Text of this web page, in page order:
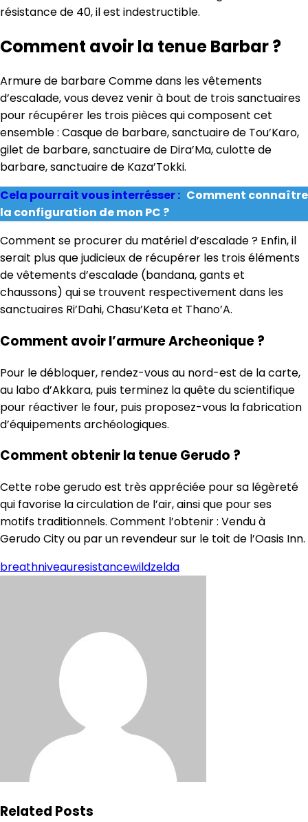
résistance de 40, il est indestructible.
Comment avoir la tenue Barbar ?
Armure de barbare Comme dans les vêtements
d’escalade, vous devez venir à bout de trois sanctuaires
pour récupérer les trois pièces qui composent cet
ensemble : Casque de barbare, sanctuaire de Tou’Karo,
gilet de barbare, sanctuaire de Dira’Ma, culotte de
barbare, sanctuaire de Kaza’Tokki.
Cela pourrait vous interrésser : Comment connaître
la configuration de mon PC ?
Comment se procurer du matériel d’escalade ? Enfin, il
serait plus que judicieux de récupérer les trois éléments
de vêtements d’escalade (bandana, gants et
chaussons) qui se trouvent respectivement dans les
sanctuaires Ri’Dahi, Chasu’Keta et Thano’A.
Comment avoir l’armure Archeonique ?
Pour le débloquer, rendez-vous au nord-est de la carte,
au labo d’Akkara, puis terminez la quête du scientifique
pour réactiver le four, puis proposez-vous la fabrication
d’équipements archéologiques.
Comment obtenir la tenue Gerudo ?
Cette robe gerudo est très appréciée pour sa légèreté
qui favorise la circulation de l’air, ainsi que pour ses
motifs traditionnels. Comment l’obtenir : Vendu à
Gerudo City ou par un revendeur sur le toit de l’Oasis Inn.
breathniveauresistancewildzelda
Related Posts